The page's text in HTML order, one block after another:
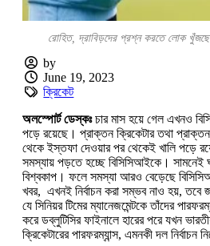
রোহিত, দ্রাবিড়দের প্রশ্ন করতে লোক
by
June 19, 2023
ক্রিকেট
অলস্পোর্ট ডেস্কঃচার মাস হয়ে গেল এখনও
পড়ে রয়েছে। প্রাক্তন ক্রিকেটার তথা প্রাক্তন
থেকে ইস্তফা দেওয়ার পর থেকেই খালি পড়ে
সমস্যায় পড়তে হচ্ছে বিসিসিআইকে। সামনেই
বিশ্বকাপ। ফলে সমস্যা আরও বেড়েছে
খবর, এখনই নির্বাচন করা সম্ভব নাও হয়,
যে সিনিয়র টিমের ম্যানেজমেন্টকে তাঁদের
করে ডব্লুটিসির ফাইনালে হারের পরে যখন
ক্রিকেটারের পারফরম্যান্স, এমনকী দল নির্বাচন